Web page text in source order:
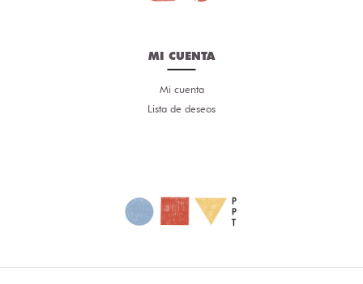
MI CUENTA
Mi cuenta
Lista de deseos